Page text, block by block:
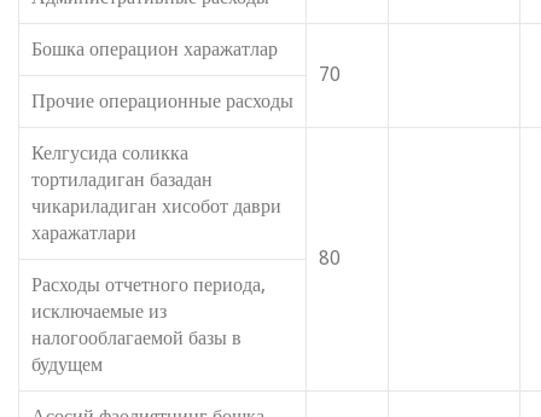
Бошка операцион харажатлар
70
Прочие операционные расходы
Келгусида соликка
тортиладиган базадан
чикариладиган хисобот даври
харажатлари
80
Расходы отчетного периода,
исключаемые из
налогооблагаемой базы в
будущем